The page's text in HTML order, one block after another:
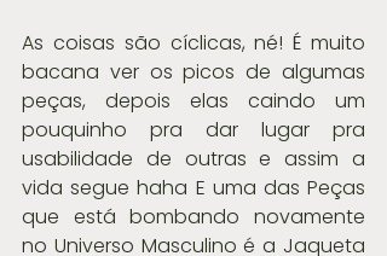
As coisas são cíclicas, né! É muito
bacana ver os picos de algumas
peças, depois elas caindo um
pouquinho pra dar lugar pra
usabilidade de outras e assim a
vida segue haha E uma das Peças
que está bombando novamente
no Universo Masculino é a Jaqueta